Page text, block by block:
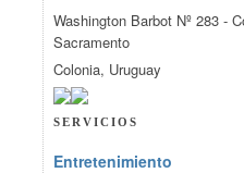
Washington Barbot Nº 283 -
Sacramento
Colonia, Uruguay
SERVICIOS
Entretenimiento